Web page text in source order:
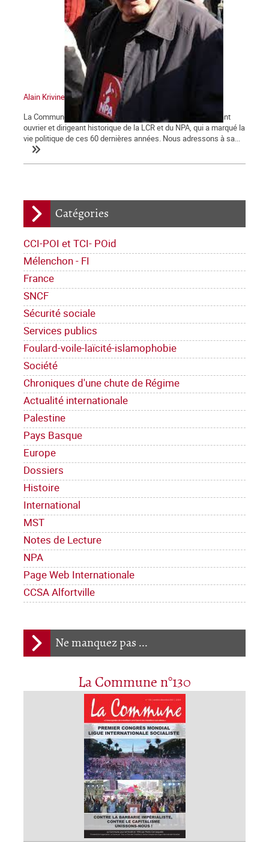
Catégories
CCI-POI et TCI- POid
Mélenchon - FI
France
SNCF
Sécurité sociale
Services publics
Foulard-voile-laïcité-islamophobie
Société
Chroniques d'une chute de Régime
Actualité internationale
Palestine
Pays Basque
Europe
Dossiers
Histoire
International
MST
Notes de Lecture
NPA
Page Web Internationale
CCSA Alfortville
Ne manquez pas ...
La Commune n°130
Alain Krivine
La Commune tient à saluer la mémoire d'Alain Krivine, militant
ouvrier et dirigeant historique de la LCR et du NPA, qui a marqué la
vie politique de ces 60 dernières années. Nous adressons à sa...